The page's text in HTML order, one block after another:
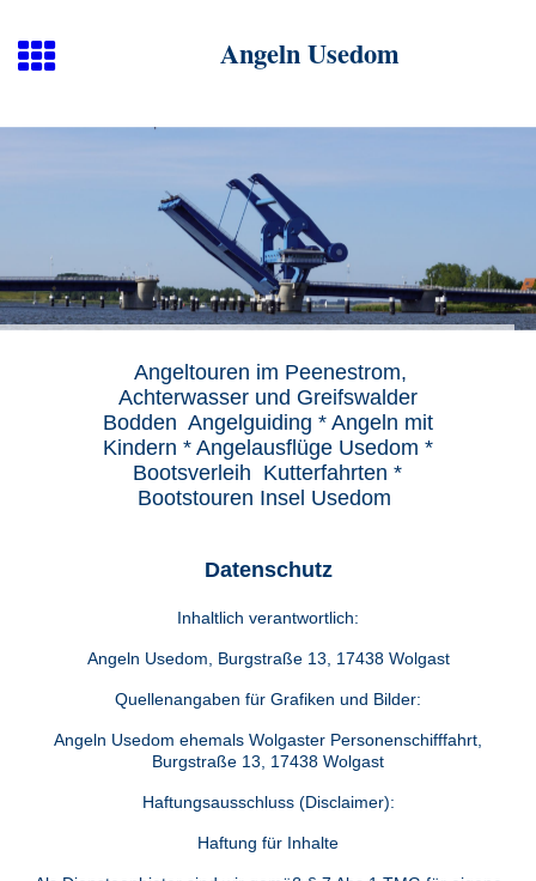
Angeln Usedom
Angeltouren im Peenestrom,
Achterwasser und Greifswalder
Bodden Angelguiding * Angeln mit
Kindern * Angelausflüge Usedom *
Bootsverleih Kutterfahrten *
Bootstouren Insel Usedom
Datenschutz
Inhaltlich verantwortlich:
Angeln Usedom, Burgstraße 13, 17438 Wolgast
Quellenangaben für Grafiken und Bilder:
Angeln Usedom ehemals Wolgaster Personenschifffahrt,
Burgstraße 13, 17438 Wolgast
Haftungsausschluss (Disclaimer):
Haftung für Inhalte